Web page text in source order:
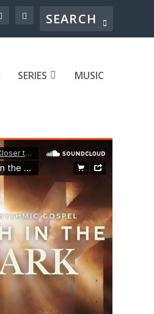
SERIES MUSIC